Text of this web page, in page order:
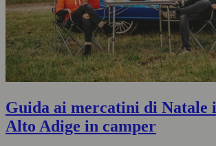
Guida ai mercatini di Natale
Alto Adige in camper